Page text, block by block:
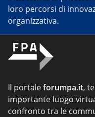
loro percorsi di
organizzativa.
Il portaleforumpa.it,
importante luogo
confronto tra le